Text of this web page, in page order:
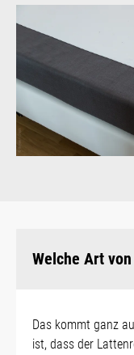
Welche Art
Das kommt ganz
ist, dass der